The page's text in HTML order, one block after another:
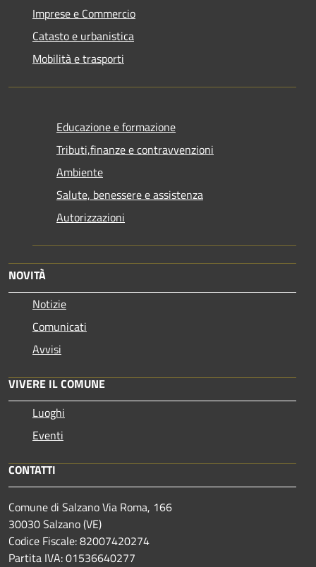
Imprese e Commercio
Catasto e urbanistica
Mobilità e trasporti
Educazione e formazione
Tributi,finanze e contravvenzioni
Ambiente
Salute, benessere e assistenza
Autorizzazioni
NOVITÀ
Notizie
Comunicati
Avvisi
VIVERE IL COMUNE
Luoghi
Eventi
CONTATTI
Comune di Salzano Via Roma, 166
30030 Salzano (VE)
Codice Fiscale: 82007420274
Partita IVA: 01536640277